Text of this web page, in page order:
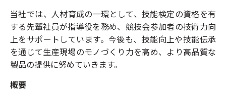
当社では、人材育成の一環として、技能検定の資格を有
する先輩社員が指導役を務め、競技会参加者の技術力向
上をサポートしています。今後も、技能向上や技能伝承
を通じて生産現場のモノづくり力を高め、より高品質な
製品の提供に努めていきます。
概要